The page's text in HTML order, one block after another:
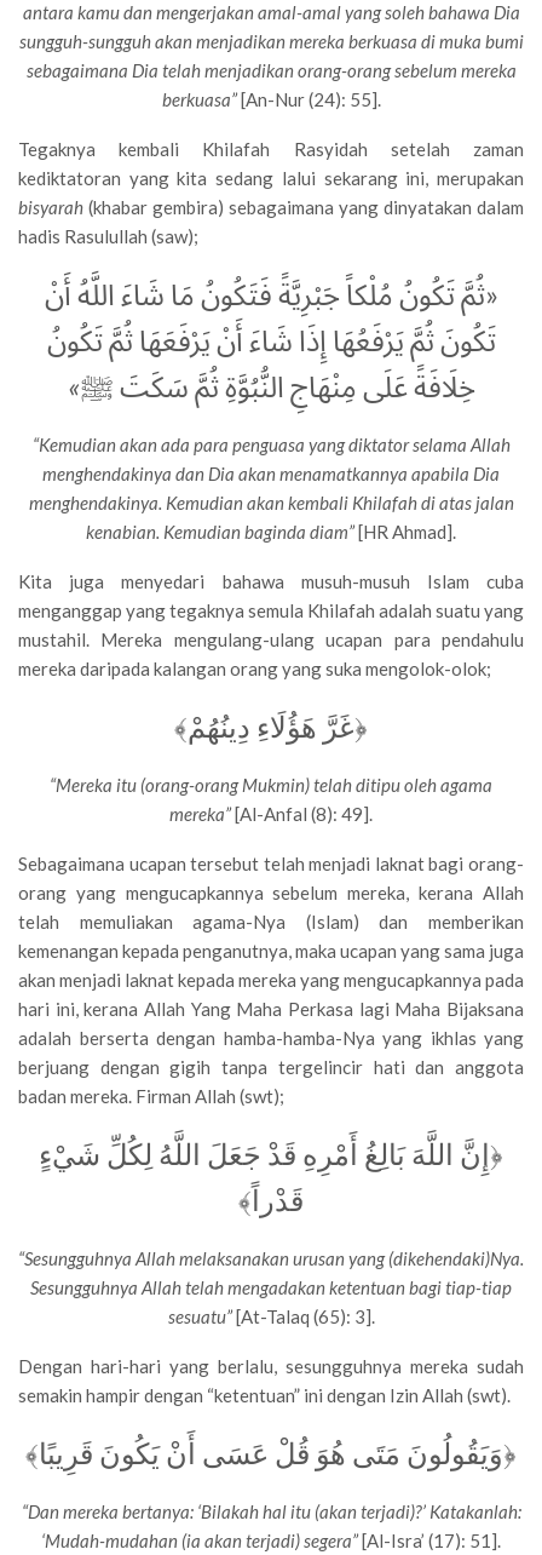
antara kamu dan mengerjakan amal-amal yang soleh bahawa Dia
sungguh-sungguh akan menjadikan mereka berkuasa di muka bumi
sebagaimana Dia telah menjadikan orang-orang sebelum mereka
berkuasa”[An-Nur (24): 55].
Tegaknya kembali Khilafah Rasyidah setelah zaman
kediktatoran yang kita sedang lalui sekarang ini, merupakan
bisyarah (khabar gembira) sebagaimana yang dinyatakan dalam
hadis Rasulullah (saw);
«ثُمَّ تَكُونُ مُلْكاً جَبْرِيَّةً فَتَكُونُ مَا شَاءَ اللَّهُ أَنْ
تَكُونَ ثُمَّ يَرْفَعُهَا إِذَا شَاءَ أَنْ يَرْفَعَهَا ثُمَّ تَكُونُ
خِلَافَةً عَلَى مِنْهَاجِ النُّبُوَّةِ ثُمَّ سَكَتَ ﷺ»
“Kemudian akan ada para penguasa yang diktator selama Allah
menghendakinya dan Dia akan menamatkannya apabila Dia
menghendakinya. Kemudian akan kembali Khilafah di atas jalan
kenabian. Kemudian baginda diam”[HR Ahmad].
Kita juga menyedari bahawa musuh-musuh Islam cuba
menganggap yang tegaknya semula Khilafah adalah suatu yang
mustahil. Mereka mengulang-ulang ucapan para pendahulu
mereka daripada kalangan orang yang suka mengolok-olok;
﴿غَرَّ هَؤُلَاءِ دِينُهُمْ﴾
“Mereka itu (orang-orang Mukmin) telah ditipu oleh agama
mereka”[Al-Anfal (8): 49].
Sebagaimana ucapan tersebut telah menjadi laknat bagi orang-
orang yang mengucapkannya sebelum mereka, kerana Allah
telah memuliakan agama-Nya (Islam) dan memberikan
kemenangan kepada penganutnya, maka ucapan yang sama juga
akan menjadi laknat kepada mereka yang mengucapkannya pada
hari ini, kerana Allah Yang Maha Perkasa lagi Maha Bijaksana
adalah berserta dengan hamba-hamba-Nya yang ikhlas yang
berjuang dengan gigih tanpa tergelincir hati dan anggota
badan mereka. Firman Allah (swt);
﴿إِنَّ اللَّهَ بَالِغُ أَمْرِهِ قَدْ جَعَلَ اللَّهُ لِكُلِّ شَيْءٍ
قَدْراً﴾
“Sesungguhnya Allah melaksanakan urusan yang (dikehendaki)Nya.
Sesungguhnya Allah telah mengadakan ketentuan bagi tiap-tiap
sesuatu”[At-Talaq (65): 3].
Dengan hari-hari yang berlalu, sesungguhnya mereka sudah
semakin hampir dengan “ketentuan” ini dengan Izin Allah (swt).
﴿وَيَقُولُونَ مَتَى هُوَ قُلْ عَسَى أَنْ يَكُونَ قَرِيبًا﴾
“Dan mereka bertanya: ‘Bilakah hal itu (akan terjadi)?’ Katakanlah:
‘Mudah-mudahan (ia akan terjadi) segera”[Al-Isra’ (17): 51].